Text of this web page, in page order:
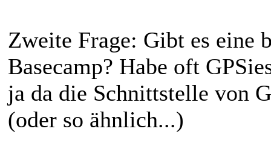
Zweite Frage: Gibt es eine
Basecamp? Habe oft
ja da die Schnittstelle von
(oder so ähnlich...)